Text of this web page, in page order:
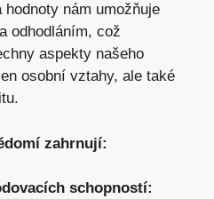
nám umožňuje
odhodláním, což
aspekty našeho
osobní vztahy, ale také
zahrnují:
schopností: